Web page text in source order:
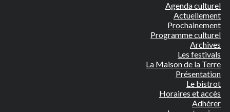
Agenda culturel
Actuellement
Prochainement
Programme culturel
Archives
Les festivals
La Maison de la Terre
Présentation
Le bistrot
Horaires et accès
Adhérer